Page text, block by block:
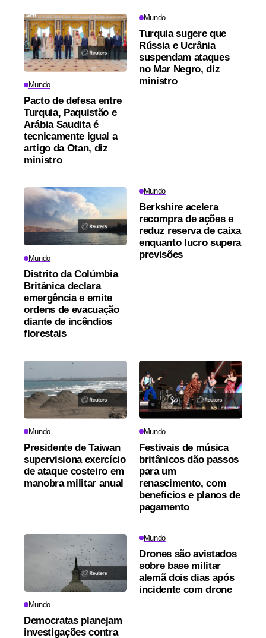
Mundo
Pacto de defesa entre
Turquia, Paquistão e
Arábia Saudita é
tecnicamente igual a
artigo da Otan, diz
ministro
Mundo
Turquia sugere que
Rússia e Ucrânia
suspendam ataques
no Mar Negro, diz
ministro
Mundo
Distrito da Colúmbia
Britânica declara
emergência e emite
ordens de evacuação
diante de incêndios
florestais
Mundo
Berkshire acelera
recompra de ações e
reduz reserva de caixa
enquanto lucro supera
previsões
Mundo
Presidente de Taiwan
supervisiona exercício
de ataque costeiro em
manobra militar anual
Mundo
Festivais de música
britânicos dão passos
para um
renascimento, com
benefícios e planos de
pagamento
Mundo
Democratas planejam
investigações contra
Mundo
Drones são avistados
sobre base militar
alemã dois dias após
incidente com drone